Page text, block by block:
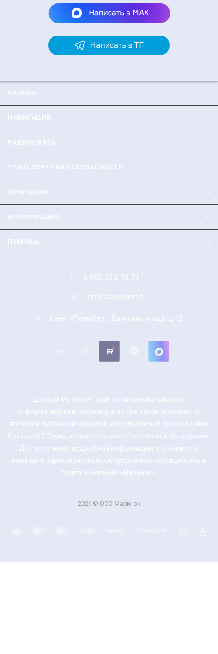
КАТАЛОГ
НАВИГАЦИЯ
РАДИОСВЯЗЬ
ТРАНСПОРТНАЯ БЕЗОПАСНОСТЬ
КОМПАНИЯ
ИНФОРМАЦИЯ
ПОМОЩЬ
8 800 333 70 71
info@seacomm.ru
Санкт-Петербург, Двинская улица, д.12
Данный Интернет-сайт носит исключительно
информационный характер и ни при каких условиях не
является публичной офертой, определяемой положениями
Статьи 437 Гражданского кодекса Российской Федерации.
Для получения подробной информации о стоимости,
наличии и характеристиках оборудования обращайтесь в
группу компаний «Маринэк».
2026 © ООО Маринэк